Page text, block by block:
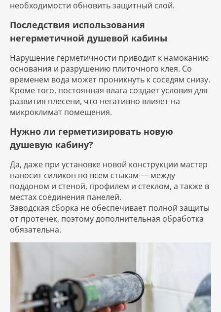
необходимости обновить защитный слой.
Последствия использования
негерметичной душевой кабины
Нарушение герметичности приводит к намоканию
основания и разрушению плиточного клея. Со
временем вода может проникнуть к соседям снизу.
Кроме того, постоянная влага создает условия для
развития плесени, что негативно влияет на
микроклимат помещения.
Нужно ли герметизировать новую
душевую кабину?
Да, даже при установке новой конструкции мастер
наносит силикон по всем стыкам — между
поддоном и стеной, профилем и стеклом, а также в
местах соединения панелей.
Заводская сборка не обеспечивает полной защиты
от протечек, поэтому дополнительная обработка
обязательна.